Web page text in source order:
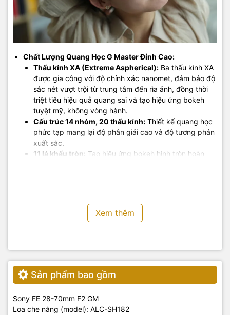
Chất Lượng Quang Học G Master Đỉnh Cao:
Thấu kính XA (Extreme Aspherical): Ba thấu kính XA
được gia công với độ chính xác nanomet, đảm bảo độ
sắc nét vượt trội từ trung tâm đến rìa ảnh, đồng thời
triệt tiêu hiệu quả quang sai và tạo hiệu ứng bokeh
tuyệt mỹ, không vòng hành.
Cấu trúc 14 nhóm, 20 thấu kính: Thiết kế quang học
phức tạp mang lại độ phân giải cao và độ tương phản
xuất sắc.
11 lá khẩu tròn: Tạo hiệu ứng bokeh hình tròn hoàn
Xem thêm
Sản phẩm bao gồm
Sony FE 28-70mm F2 GM
Loa che nắng (model): ALC-SH182